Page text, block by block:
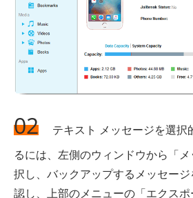
02
テキスト メッセージを選択
るには、左側のウィンドウから「
択し、バックアップするメッセー
認し、上部のメニューの「エクス